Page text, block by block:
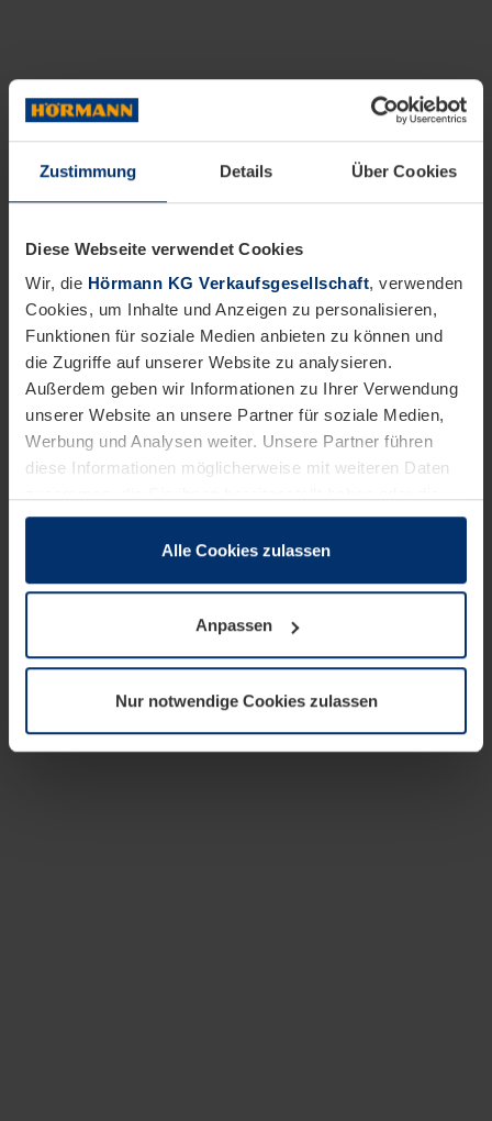
Zustimmung Details Über Cookies
Diese Webseite verwendet Cookies
Wir, die Hörmann KG Verkaufsgesellschaft, verwenden
Cookies, um Inhalte und Anzeigen zu personalisieren,
Funktionen für soziale Medien anbieten zu können und
die Zugriffe auf unserer Website zu analysieren.
Außerdem geben wir Informationen zu Ihrer Verwendung
unserer Website an unsere Partner für soziale Medien,
Werbung und Analysen weiter. Unsere Partner führen
diese Informationen möglicherweise mit weiteren Daten
sie im Rahmen Ihrer Nutzung der Dienste gesammelt
wenn diese für den Betrieb dieser Seite unbedingt
notwendig sind. Für alle anderen Cookie-Typen benötigen
wir Ihre Erlaubnis. Ihre Einwilligung können Sie jederzeit
Datenschutzerklärungunserer Website ändern oder
widerrufen.
Alle Cookies zulassen
Anpassen
Nur notwendige Cookies zulassen